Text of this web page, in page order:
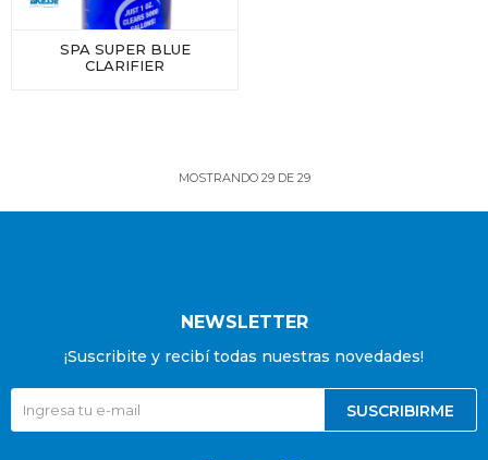
SPA SUPER BLUE
CLARIFIER
MOSTRANDO 29DE 29
NEWSLETTER
¡Suscribite y recibí todas nuestras novedades!
SUSCRIBIRME